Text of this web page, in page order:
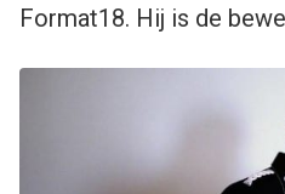
Format18. Hij is de